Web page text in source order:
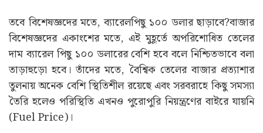
তবে বিশেষজ্ঞদের মতে, ব্যারেলপিছু ১০০ ডলার ছাড়াবে?বাজার
বিশেষজ্ঞদের একাংশের মতে, এই মুহূর্তে অপরিশোধিত তেলের
দাম ব্যারেল পিছু ১০০ ডলারের বেশি হবে বলে নিশ্চিতভাবে বলা
তাড়াহুড়ো হবে। তাঁদের মতে, বৈশ্বিক তেলের বাজার প্রত্যাশার
তুলনায় অনেক বেশি স্থিতিশীল রয়েছে এবং সরবরাহে কিছু সমস্যা
তৈরি হলেও পরিস্থিতি এখনও পুরোপুরি নিয়ন্ত্রণের বাইরে যায়নি
(Fuel Price)।